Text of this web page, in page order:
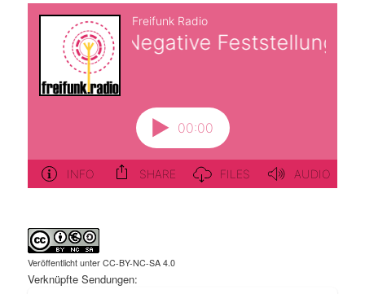
Veröffentlicht unter CC-BY-NC-SA 4.0
Verknüpfte Sendungen: